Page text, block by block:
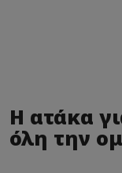
Η ατάκα
όλη την